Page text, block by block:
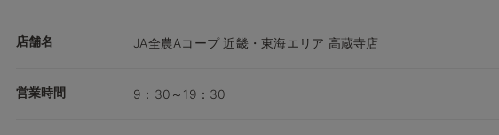
店舗名 JA全農Aコープ 近畿・東海エリア 高蔵寺店
営業時間 9：30～19：30